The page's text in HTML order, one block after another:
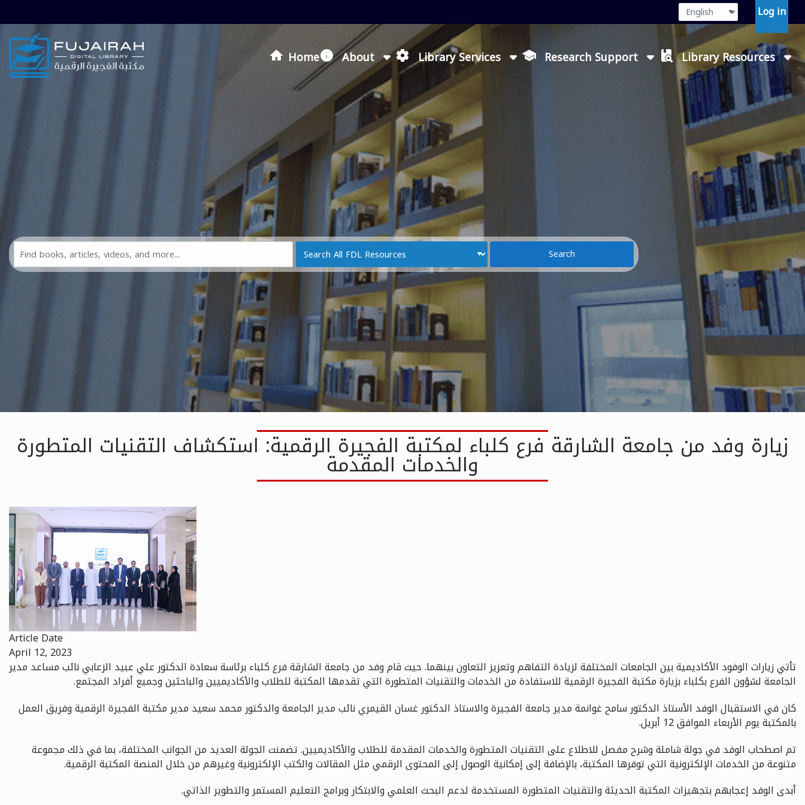
Skip to search bar
Skip to main content
Skip to footer
Log in
Language Press enter
Home About Library Services Research Support Library Resources
Search
Type
Search
All
FDL
زيارة وفد من جامعة الشارقة فرع كلباء لمكتبة الفجيرة الرقمية: استكشاف التقنيات المتطورة
والخدمات المقدمة
Article Date
April 12, 2023
تأتي زيارات الوفود الأكاديمية بين الجامعات المختلفة لزيادة التفاهم وتعزيز التعاون بينهما. حيث قام وفد من جامعة الشارقة فرع كلباء برئاسة سعادة الدكتور علي عبيد الزعابي نائب مساعد مدير
الجامعة لشؤون الفرع بكلباء بزيارة مكتبة الفجيرة الرقمية للاستفادة من الخدمات والتقنيات المتطورة التي تقدمها المكتبة للطلاب والأكاديميين والباحثين وجميع أفراد المجتمع.
كان في الاستقبال الوفد الأستاذ الدكتور سامح غوانمة مدير جامعة الفجيرة والاستاذ الدكتور غسان القيمري نائب مدير الجامعة والدكتور محمد سعيد مدير مكتبة الفجيرة الرقمية وفريق العمل
بالمكتبة يوم الأربعاء الموافق 12 أبريل.
تم اصطحاب الوفد في جولة شاملة وشرح مفصل للاطلاع على التقنيات المتطورة والخدمات المقدمة للطلاب والأكاديميين. تضمنت الجولة العديد من الجوانب المختلفة، بما في ذلك مجموعة
متنوعة من الخدمات الإلكترونية التي توفرها المكتبة، بالإضافة إلى إمكانية الوصول إلى المحتوى الرقمي مثل المقالات والكتب الإلكترونية وغيرهم من خلال المنصة المكتبة الرقمية.
أبدى الوفد إعجابهم بتجهيزات المكتبة الحديثة والتقنيات المتطورة المستخدمة لدعم البحث العلمي والابتكار وبرامج التعليم المستمر والتطوير الذاتي.